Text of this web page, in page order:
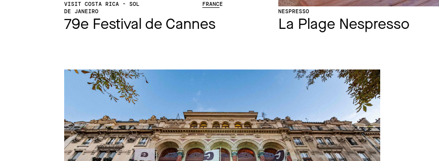
VISIT COSTA RICA - SOL
DE JANEIRO
FRANCE
79e Festival de Cannes
NESPRESSO
La Plage Nespresso